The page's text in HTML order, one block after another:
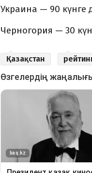
Украина — 90 күнге
Черногория — 30
Қазақстан